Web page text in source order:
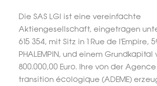
Die SAS LGI ist eine vereinfachte
Aktiengesellschaft, eingetragen unter
615 354, mit Sitz in 1 Rue de l'Empire,
PHALEMPIN, und einem Grundkapital
800.000,00 Euro. Ihre von der
transition écologique (ADEME)